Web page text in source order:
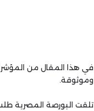
في هذا المقال من
وموثوقة.
تلقت البورصة المصرية